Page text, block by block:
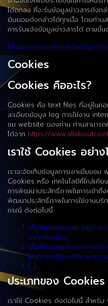
ได้ตกลง ที่จะรับข้อมูลข่าวสารดังก
ยินยอมดังกล่าวได้ทุกเมื่อ โดยท่าน
การรับแจ้งข้อมูลข่าวสารได้ ตามขั้
[ขั้นตอนการยกเลิกการรับข้อมูลข่าว
Cookies
Cookies คืออะไร?
Cookies คือ text files ที่อยู่ในคอ
ละเอียดข้อมูล log การใช้งาน
ชม website ของท่าน ท่านสามาร
ได้จาก https://
เราใช้ Cookies อย่าง
เราจะจัดเก็บข้อมูลการเขาเยี่ยมช
Cookies หรือ เทคโนโลยีที่ใกล้เคีย
การพัฒนาประสิทธิ์ภาพในการเข้าถึ
พัฒนาประสิทธิ์ภาพในการใช้งานบริ
กรณี ดังต่อไปนี้
เพื่อให้ท่านสามารถ sign
อย่างต่อเนื่อง
เพื่อศึกษาพฤติกรรมการใช้
ให้สามารถใช้งานได้ง่าย รว
[…]
ประเภทของ Cookies
เราใช้ Cookies ดังต่อไปนี้ สำหรับ